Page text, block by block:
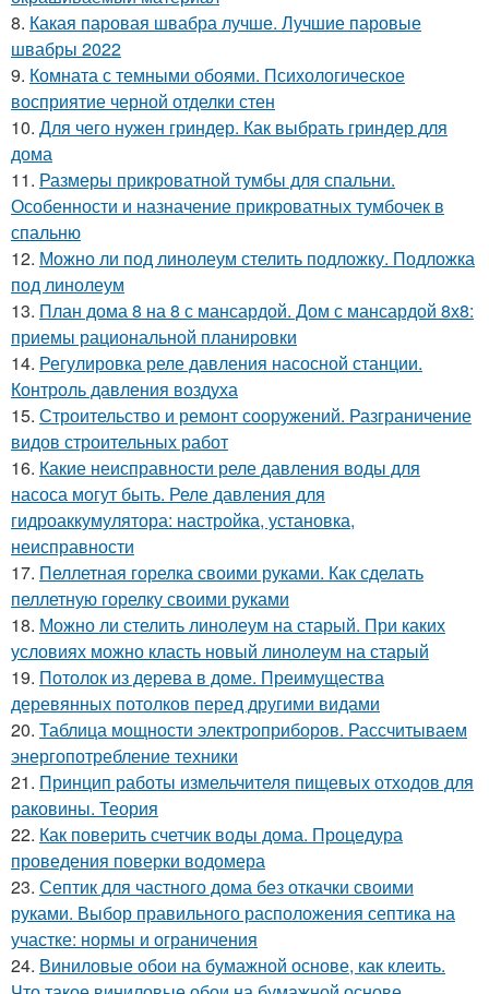
8. Какая паровая швабра лучше. Лучшие паровые
швабры 2022
9. Комната с темными обоями. Психологическое
восприятие черной отделки стен
10. Для чего нужен гриндер. Как выбрать гриндер для
дома
11. Размеры прикроватной тумбы для спальни.
Особенности и назначение прикроватных тумбочек в
спальню
12. Можно ли под линолеум стелить подложку. Подложка
под линолеум
13. План дома 8 на 8 с мансардой. Дом с мансардой 8х8:
приемы рациональной планировки
14. Регулировка реле давления насосной станции.
Контроль давления воздуха
15. Строительство и ремонт сооружений. Разграничение
видов строительных работ
16. Какие неисправности реле давления воды для
насоса могут быть. Реле давления для
гидроаккумулятора: настройка, установка,
неисправности
17. Пеллетная горелка своими руками. Как сделать
пеллетную горелку своими руками
18. Можно ли стелить линолеум на старый. При каких
условиях можно класть новый линолеум на старый
19. Потолок из дерева в доме. Преимущества
деревянных потолков перед другими видами
20. Таблица мощности электроприборов. Рассчитываем
энергопотребление техники
21. Принцип работы измельчителя пищевых отходов для
раковины. Теория
22. Как поверить счетчик воды дома. Процедура
проведения поверки водомера
23. Септик для частного дома без откачки своими
руками. Выбор правильного расположения септика на
участке: нормы и ограничения
24. Виниловые обои на бумажной основе, как клеить.